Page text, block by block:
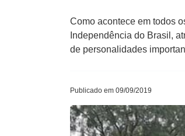
Como acontece em todos
Independência do Brasil,
de personalidades
Publicado em 09/09/2019